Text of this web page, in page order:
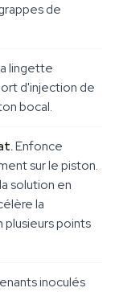
de
lingette
d'injection de
bocal.
Enfonce
sur le piston.
solution en
la
plusieurs points
inoculés